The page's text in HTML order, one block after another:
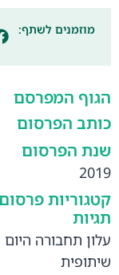
מוזמנים לשתף:
הגוף המפרסם
כותב הפרסום
שנת הפרסום
2019
קטגוריות פרסום
תגיות
עלון תחבורה
שיתופית